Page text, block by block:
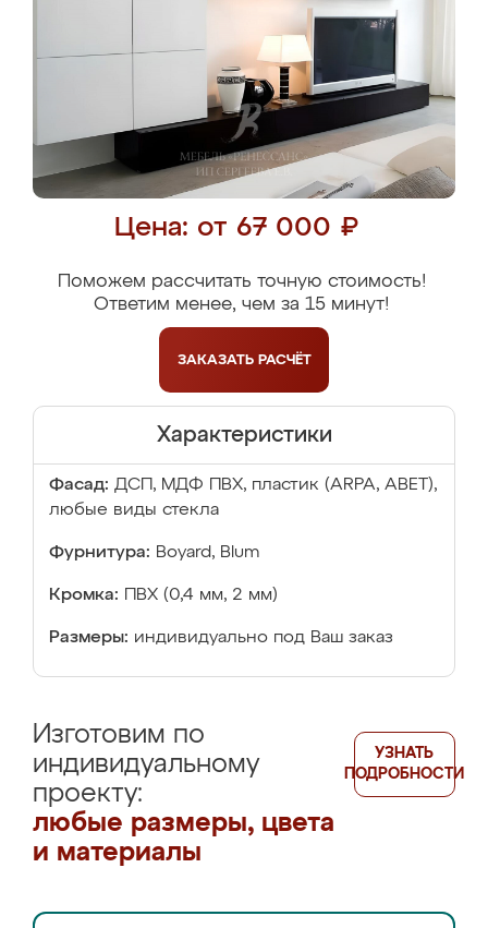
Цена: от 67 000 ₽
Поможем рассчитать точную стоимость!
Ответим менее, чем за 15 минут!
ЗАКАЗАТЬ РАСЧЁТ
Характеристики
Фасад: ДСП, МДФ ПВХ, пластик (ARPA, ABET),
любые виды стекла
Фурнитура: Boyard, Blum
Кромка: ПВХ (0,4 мм, 2 мм)
Размеры: индивидуально под Ваш заказ
Изготовим по
индивидуальному
проекту:
любые размеры, цвета
и материалы
УЗНАТЬ
ПОДРОБНОСТИ